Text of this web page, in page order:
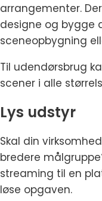
arrangementer.
designe og bygge
sceneopbygning
Til udendørsbrug
scener i alle
Lys udstyr
Skal din
bredere
streaming til en
løse opgaven.